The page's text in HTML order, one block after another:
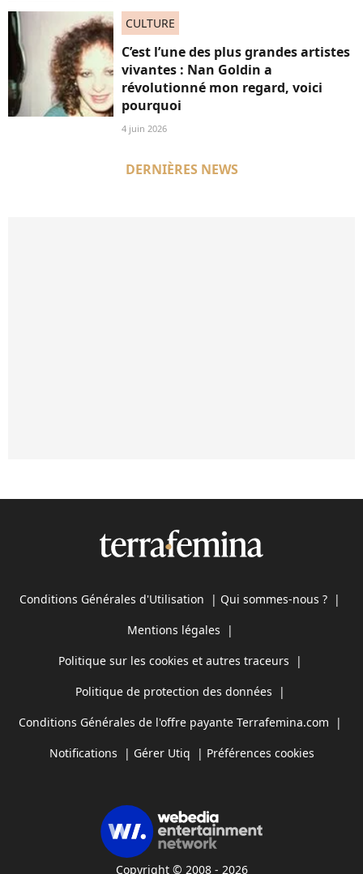
CULTURE
C’est l’une des plus grandes artistes
vivantes : Nan Goldin a
révolutionné mon regard, voici
pourquoi
4 juin 2026
DERNIÈRES NEWS
Conditions Générales d'Utilisation | Qui sommes-nous ? |
Mentions légales |
Politique sur les cookies et autres traceurs |
Politique de protection des données |
Conditions Générales de l'offre payante Terrafemina.com |
Notifications | Gérer Utiq | Préférences cookies
Copyright © 2008 - 2026